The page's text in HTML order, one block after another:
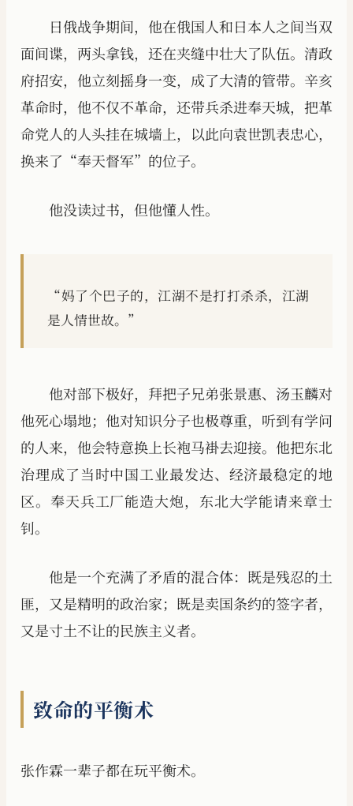
日俄战争期间，他在俄国人和日本人之间当双
面间谍，两头拿钱，还在夹缝中壮大了队伍。清政
府招安，他立刻摇身一变，成了大清的管带。辛亥
革命时，他不仅不革命，还带兵杀进奉天城，把革
命党人的人头挂在城墙上，以此向袁世凯表忠心，
换来了“奉天督军”的位子。
他没读过书，但他懂人性。
“妈了个巴子的，江湖不是打打杀杀，江湖
是人情世故。”
他对部下极好，拜把子兄弟张景惠、汤玉麟对
他死心塌地；他对知识分子也极尊重，听到有学问
的人来，他会特意换上长袍马褂去迎接。他把东北
治理成了当时中国工业最发达、经济最稳定的地
区。奉天兵工厂能造大炮，东北大学能请来章士
钊。
他是一个充满了矛盾的混合体：既是残忍的土
匪，又是精明的政治家；既是卖国条约的签字者，
又是寸土不让的民族主义者。
致命的平衡术
张作霖一辈子都在玩平衡术。